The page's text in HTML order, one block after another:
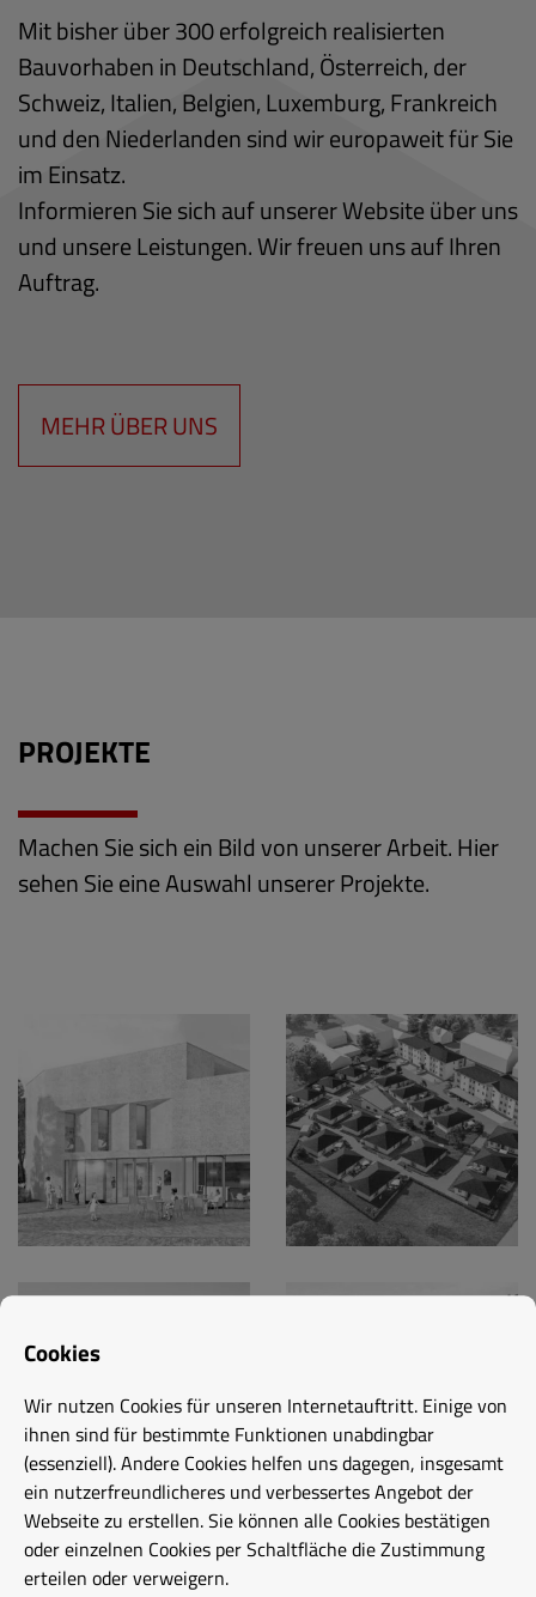
Mit bisher über 300 erfolgreich realisierten
Bauvorhaben in Deutschland, Österreich, der
Schweiz, Italien, Belgien, Luxemburg, Frankreich
und den Niederlanden sind wir europaweit für Sie
im Einsatz.
Informieren Sie sich auf unserer Website über uns
und unsere Leistungen. Wir freuen uns auf Ihren
Auftrag.
MEHR ÜBER UNS
PROJEKTE
Machen Sie sich ein Bild von unserer Arbeit. Hier
sehen Sie eine Auswahl unserer Projekte.
Cookies
Wir nutzen Cookies für unseren Internetauftritt. Einige von
ihnen sind für bestimmte Funktionen unabdingbar
(essenziell). Andere Cookies helfen uns dagegen, insgesamt
ein nutzerfreundlicheres und verbessertes Angebot der
Webseite zu erstellen. Sie können alle Cookies bestätigen
oder einzelnen Cookies per Schaltfläche die Zustimmung
erteilen oder verweigern.